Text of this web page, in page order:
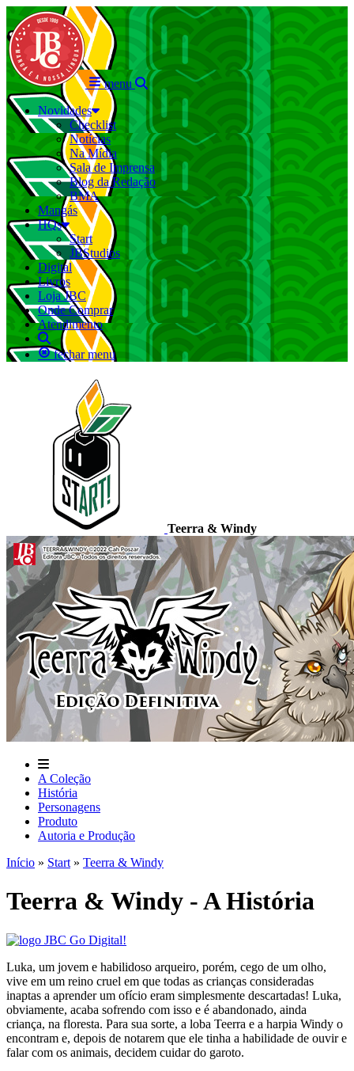
menu
Novidades
Checklist
Notícias
Na Mídia
Sala de Imprensa
Blog da Redação
BMA
Mangás
HQs
Start
JBStudios
Digital
Livros
Loja JBC
Onde Comprar
Atendimento
fechar menu
Teerra & Windy
A Coleção
História
Personagens
Produto
Autoria e Produção
Início » Start » Teerra & Windy
Teerra & Windy - A História
Luka, um jovem e habilidoso arqueiro, porém, cego de um olho,
vive em um reino cruel em que todas as crianças consideradas
inaptas a aprender um ofício eram simplesmente descartadas! Luka,
obviamente, acaba sofrendo com isso e é abandonado, ainda
criança, na floresta. Para sua sorte, a loba Teerra e a harpia Windy o
encontram e, depois de notarem que ele tinha a habilidade de ouvir e
falar com os animais, decidem cuidar do garoto.